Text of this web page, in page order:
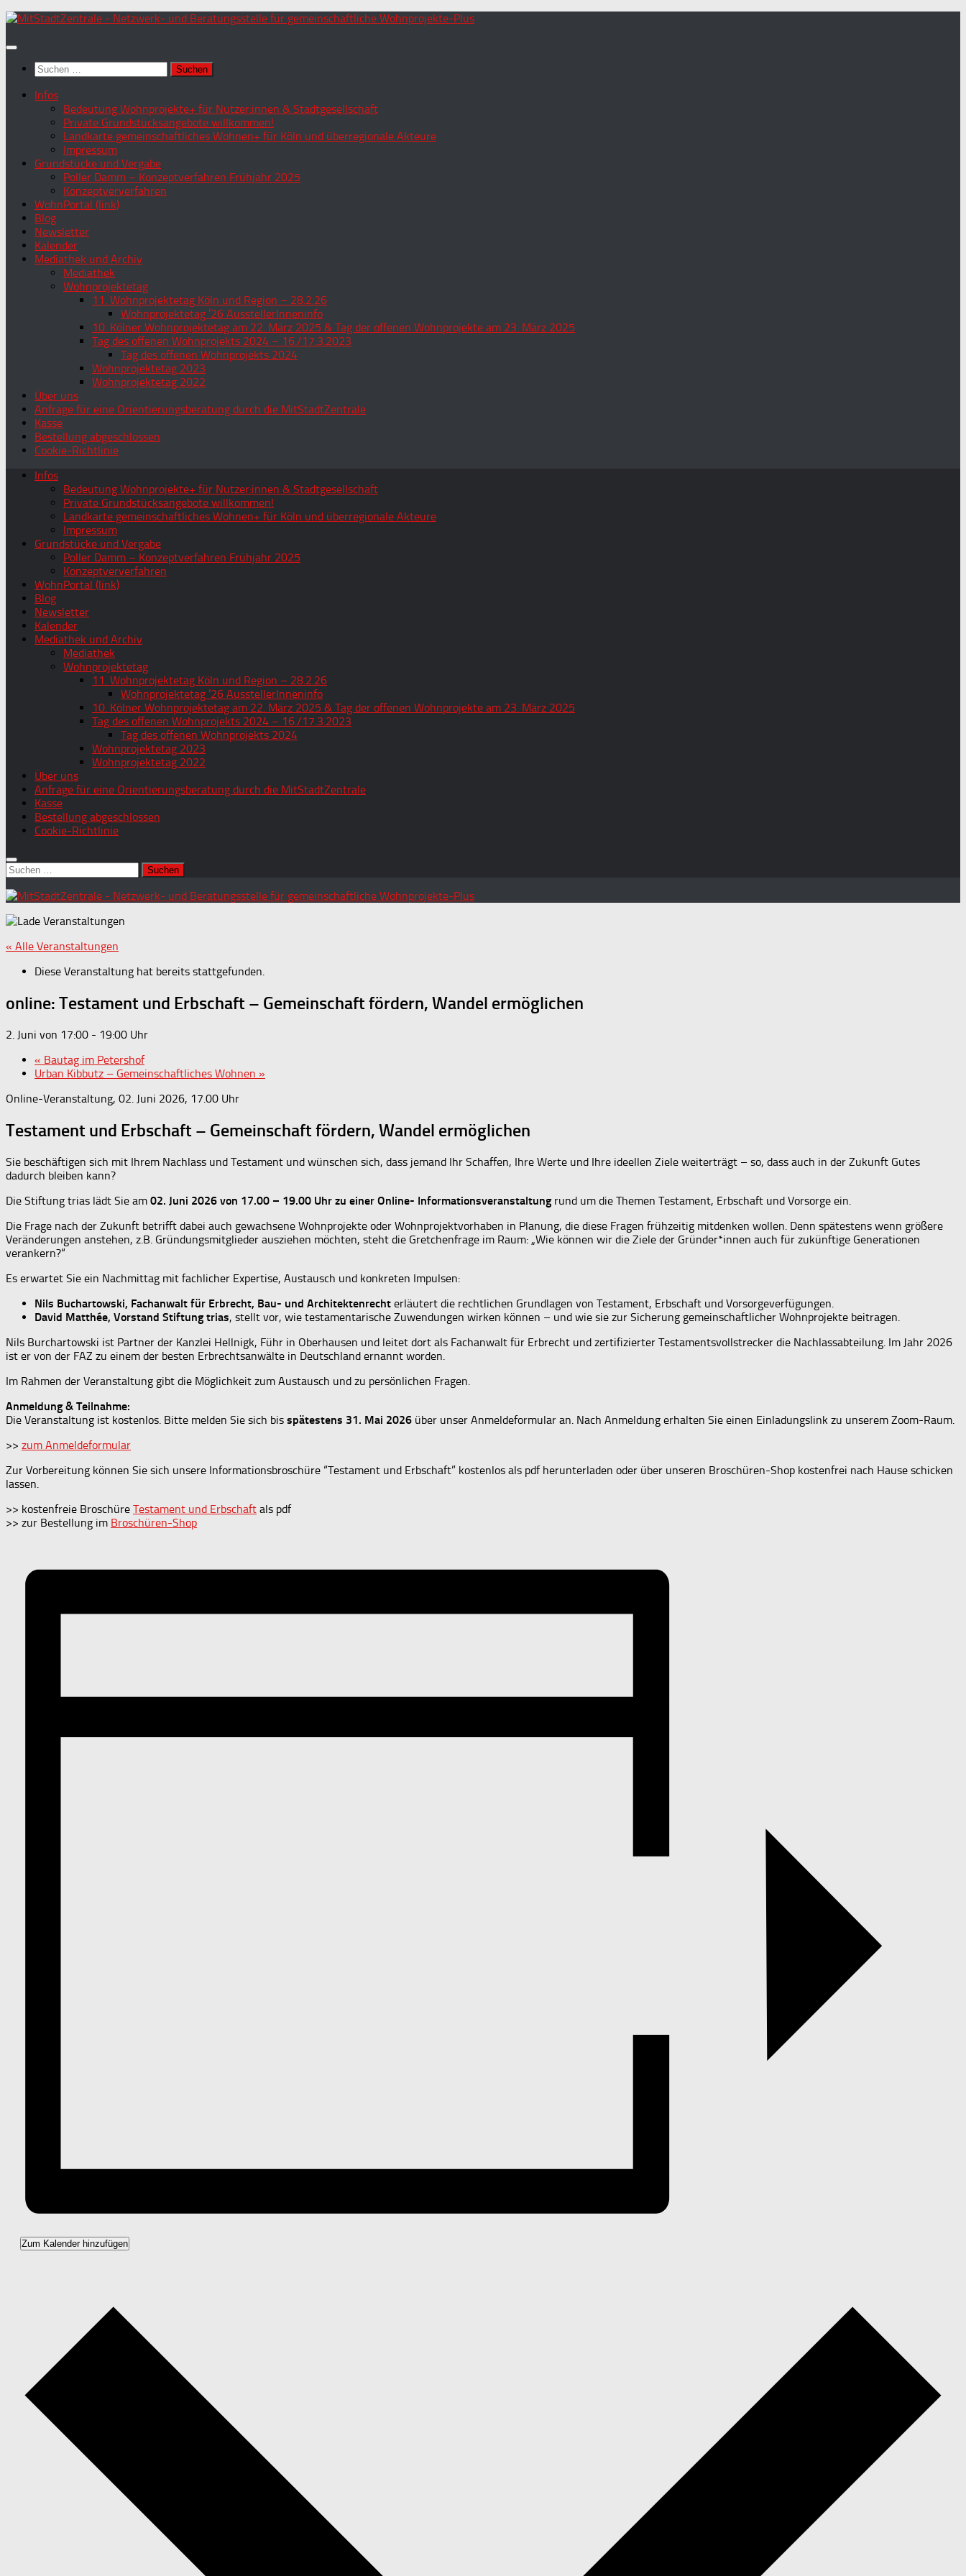
Zum
springen
Suchen
nach:
Infos
Bedeutung Wohnprojekte+ für Nutzer:innen & Stadtgesellschaft
Private Grundstücksangebote willkommen!
Landkarte gemeinschaftliches Wohnen+ für Köln und überregionale Akteure
Impressum
Grundstücke und Vergabe
Poller Damm – Konzeptverfahren Frühjahr 2025
Konzeptververfahren
WohnPortal (link)
Blog
Newsletter
Kalender
Mediathek und Archiv
Mediathek
Wohnprojektetag
11. Wohnprojektetag Köln und Region – 28.2.26
Wohnprojektetag ’26 AusstellerInneninfo
10. Kölner Wohnprojektetag am 22. März 2025 & Tag der offenen Wohnprojekte am 23. März 2025
Tag des offenen Wohnprojekts 2024 – 16./17.3.2023
Tag des offenen Wohnprojekts 2024
Wohnprojektetag 2023
Wohnprojektetag 2022
Über uns
Anfrage für eine Orientierungsberatung durch die MitStadtZentrale
Kasse
Bestellung abgeschlossen
Cookie-Richtlinie
Infos
Bedeutung Wohnprojekte+ für Nutzer:innen & Stadtgesellschaft
Private Grundstücksangebote willkommen!
Landkarte gemeinschaftliches Wohnen+ für Köln und überregionale Akteure
Impressum
Grundstücke und Vergabe
Poller Damm – Konzeptverfahren Frühjahr 2025
Konzeptververfahren
WohnPortal (link)
Blog
Newsletter
Kalender
Mediathek und Archiv
Mediathek
Wohnprojektetag
11. Wohnprojektetag Köln und Region – 28.2.26
Wohnprojektetag ’26 AusstellerInneninfo
10. Kölner Wohnprojektetag am 22. März 2025 & Tag der offenen Wohnprojekte am 23. März 2025
Tag des offenen Wohnprojekts 2024 – 16./17.3.2023
Tag des offenen Wohnprojekts 2024
Wohnprojektetag 2023
Wohnprojektetag 2022
Über uns
Anfrage für eine Orientierungsberatung durch die MitStadtZentrale
Kasse
Bestellung abgeschlossen
Cookie-Richtlinie
Suchen
nach:
« Alle Veranstaltungen
Diese Veranstaltung hat bereits stattgefunden.
online: Testament und Erbschaft – Gemeinschaft fördern, Wandel ermöglichen
2. Juni von 17:00 - 19:00
« Bautag im Petershof
Urban Kibbutz – Gemeinschaftliches Wohnen »
Online-Veranstaltung, 02. Juni 2026, 17.00 Uhr
Testament und Erbschaft – Gemeinschaft fördern, Wandel ermöglichen
Sie beschäftigen sich mit Ihrem Nachlass und Testament und wünschen sich, dass jemand Ihr Schaffen, Ihre Werte und Ihre ideellen Ziele weiterträgt – so, dass auch in der Zukunft Gutes
dadurch bleiben kann?
Die Stiftung trias lädt Sie am 02. Juni 2026 von 17.00 – 19.00 Uhr zu einer Online- Informationsveranstaltung rund um die Themen Testament, Erbschaft und Vorsorge ein.
Die Frage nach der Zukunft betrifft dabei auch gewachsene Wohnprojekte oder Wohnprojektvorhaben in Planung, die diese Fragen frühzeitig mitdenken wollen. Denn spätestens wenn größere
Veränderungen anstehen, z.B. Gründungsmitglieder ausziehen möchten, steht die Gretchenfrage im Raum: „Wie können wir die Ziele der Gründer*innen auch für zukünftige Generationen
verankern?“
Es erwartet Sie ein Nachmittag mit fachlicher Expertise, Austausch und konkreten Impulsen:
Nils Buchartowski, Fachanwalt für Erbrecht, Bau- und Architektenrecht erläutert die rechtlichen Grundlagen von Testament, Erbschaft und Vorsorgeverfügungen.
David Matthée, Vorstand Stiftung trias, stellt vor, wie testamentarische Zuwendungen wirken können – und wie sie zur Sicherung gemeinschaftlicher Wohnprojekte beitragen.
Nils Burchartowski ist Partner der Kanzlei Hellnigk, Führ in Oberhausen und leitet dort als Fachanwalt für Erbrecht und zertifizierter Testamentsvollstrecker die Nachlassabteilung. Im Jahr 2026
ist er von der FAZ zu einem der besten Erbrechtsanwälte in Deutschland ernannt worden.
Im Rahmen der Veranstaltung gibt die Möglichkeit zum Austausch und zu persönlichen Fragen.
Anmeldung & Teilnahme:
Die Veranstaltung ist kostenlos. Bitte melden Sie sich bis spätestens 31. Mai 2026 über unser Anmeldeformular an. Nach Anmeldung erhalten Sie einen Einladungslink zu unserem Zoom-Raum.
>> zum Anmeldeformular
Zur Vorbereitung können Sie sich unsere Informationsbroschüre “Testament und Erbschaft” kostenlos als pdf herunterladen oder über unseren Broschüren-Shop kostenfrei nach Hause schicken
lassen.
>> kostenfreie Broschüre Testament und Erbschaft als pdf
>> zur Bestellung im Broschüren-Shop
Zum Kalender hinzufügen